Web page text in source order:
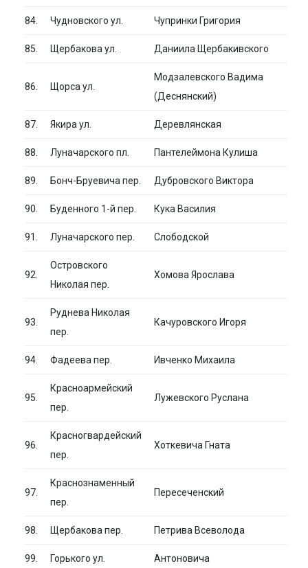
84. Чудновского ул. Чупринки Григория
85. Щербакова ул. Даниила Щербакивского
86. Щорса ул.
Модзалевского Вадима
(Деснянский)
87. Якира ул. Деревлянская
88. Луначарского пл. Пантелеймона Кулиша
89. Бонч-Бруевича пер. Дубровского Виктора
90. Буденного 1-й пер. Кука Василия
91. Луначарского пер. Слободской
92.
Островского
Николая пер.
Хомова Ярослава
93.
Руднева Николая
пер.
Качуровского Игоря
94. Фадеева пер. Ивченко Михаила
95.
Красноармейский
пер.
Лужевского Руслана
96.
Красногвардейский
пер.
Хоткевича Гната
97.
Краснознаменный
пер.
Пересеченский
98. Щербакова пер. Петрива Всеволода
99. Горького ул. Антоновича